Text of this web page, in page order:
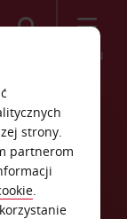
Menu
strony.
partnerom
.